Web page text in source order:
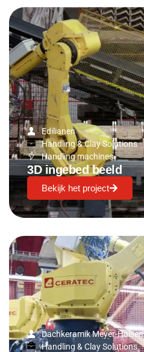
Edilianen
Handling & Clay Solutions
Handling machines
3D ingebed beeld
Bekijk het project
Dachkeramik Meyer-Holsen
Handling & Clay Solutions